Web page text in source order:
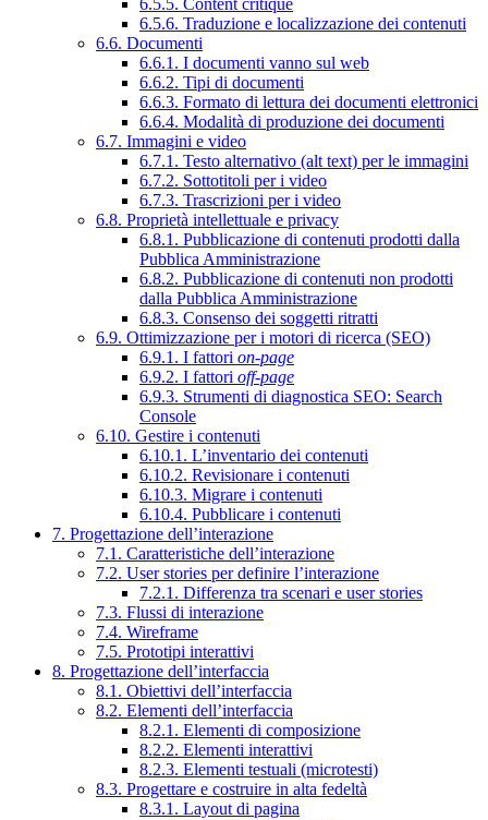
6.5.6. Traduzione e localizzazione dei contenuti
6.6. Documenti
6.6.1. I documenti vanno sul web
6.6.2. Tipi di documenti
6.6.3. Formato di lettura dei documenti elettronici
6.6.4. Modalità di produzione dei documenti
6.7. Immagini e video
6.7.1. Testo alternativo (alt text) per le immagini
6.7.2. Sottotitoli per i video
6.7.3. Trascrizioni per i video
6.8. Proprietà intellettuale e privacy
6.8.1. Pubblicazione di contenuti prodotti dalla
Pubblica Amministrazione
6.8.2. Pubblicazione di contenuti non prodotti
dalla Pubblica Amministrazione
6.8.3. Consenso dei soggetti ritratti
6.9. Ottimizzazione per i motori di ricerca (SEO)
6.9.1. I fattori on-page
6.9.2. I fattori off-page
6.9.3. Strumenti di diagnostica SEO: Search
Console
6.10. Gestire i contenuti
6.10.1. L’inventario dei contenuti
6.10.2. Revisionare i contenuti
6.10.3. Migrare i contenuti
6.10.4. Pubblicare i contenuti
7. Progettazione dell’interazione
7.1. Caratteristiche dell’interazione
7.2. User stories per definire l’interazione
7.2.1. Differenza tra scenari e user stories
7.3. Flussi di interazione
7.4. Wireframe
7.5. Prototipi interattivi
8. Progettazione dell’interfaccia
8.1. Obiettivi dell’interfaccia
8.2. Elementi dell’interfaccia
8.2.1. Elementi di composizione
8.2.2. Elementi interattivi
8.2.3. Elementi testuali (microtesti)
8.3. Progettare e costruire in alta fedeltà
8.3.1. Layout di pagina